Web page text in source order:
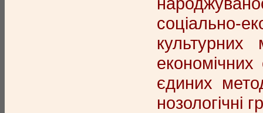
соціально-
єдиних
нозологічні